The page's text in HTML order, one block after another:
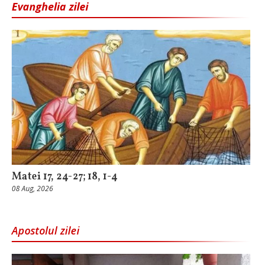
Evanghelia zilei
Matei 17, 24-27; 18, 1-4
08 Aug, 2026
Apostolul zilei